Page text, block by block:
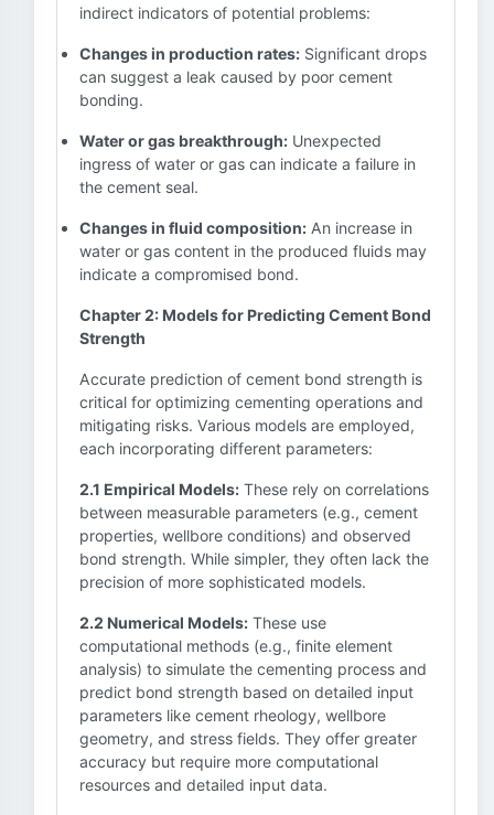
indirect indicators of potential problems:
Changes in production rates: Significant drops
can suggest a leak caused by poor cement
bonding.
Water or gas breakthrough: Unexpected
ingress of water or gas can indicate a failure in
the cement seal.
Changes in fluid composition: An increase in
water or gas content in the produced fluids may
indicate a compromised bond.
Chapter 2: Models for Predicting Cement Bond
Strength
Accurate prediction of cement bond strength is
critical for optimizing cementing operations and
mitigating risks. Various models are employed,
each incorporating different parameters:
2.1 Empirical Models: These rely on correlations
between measurable parameters (e.g., cement
properties, wellbore conditions) and observed
bond strength. While simpler, they often lack the
precision of more sophisticated models.
2.2 Numerical Models: These use
computational methods (e.g., finite element
analysis) to simulate the cementing process and
predict bond strength based on detailed input
parameters like cement rheology, wellbore
geometry, and stress fields. They offer greater
accuracy but require more computational
resources and detailed input data.